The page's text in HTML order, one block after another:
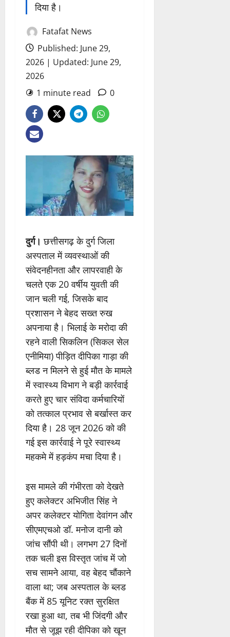
दिया है।
Fatafat News
Published: June 29,
2026 | Updated: June 29,
2026
1 minute read
0
दुर्ग। छत्तीसगढ़ के दुर्ग जिला
अस्पताल में व्यवस्थाओं की
संवेदनहीनता और लापरवाही के
चलते एक 20 वर्षीय युवती की
जान चली गई, जिसके बाद
प्रशासन ने बेहद सख्त रुख
अपनाया है। भिलाई के मरोदा की
रहने वाली सिकलिन (सिकल सेल
एनीमिया) पीड़ित दीपिका गाड़ा की
ब्लड न मिलने से हुई मौत के मामले
में स्वास्थ्य विभाग ने बड़ी कार्रवाई
करते हुए चार संविदा कर्मचारियों
को तत्काल प्रभाव से बर्खास्त कर
दिया है। 28 जून 2026 को की
गई इस कार्रवाई ने पूरे स्वास्थ्य
महकमे में हड़कंप मचा दिया है।
इस मामले की गंभीरता को देखते
हुए कलेक्टर अभिजीत सिंह ने
अपर कलेक्टर योगिता देवांगन और
सीएमएचओ डॉ. मनोज दानी को
जांच सौंपी थी। लगभग 27 दिनों
तक चली इस विस्तृत जांच में जो
सच सामने आया, वह बेहद चौंकाने
वाला था; जब अस्पताल के ब्लड
बैंक में 85 यूनिट रक्त सुरक्षित
रखा हुआ था, तब भी जिंदगी और
मौत से जूझ रही दीपिका को खून